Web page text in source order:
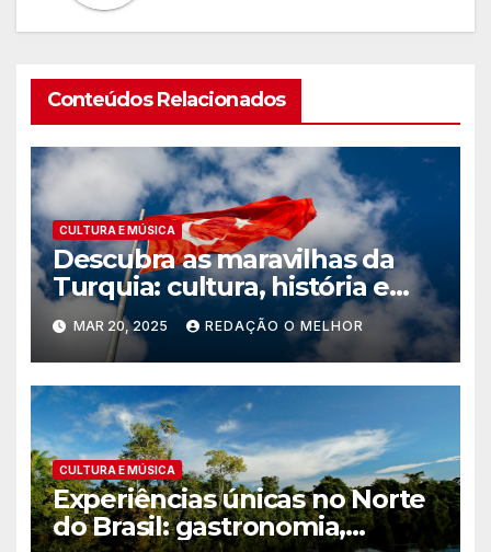
Conteúdos Relacionados
CULTURA E MÚSICA
Descubra as maravilhas da
Turquia: cultura, história e
paisagens inesquecíveis
MAR 20, 2025 REDAÇÃO O MELHOR
CULTURA E MÚSICA
Experiências únicas no Norte
do Brasil: gastronomia,